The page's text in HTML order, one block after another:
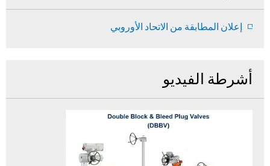
إعلان المطابقة من الاتحاد الأوروبي
أشرطة الفيديو